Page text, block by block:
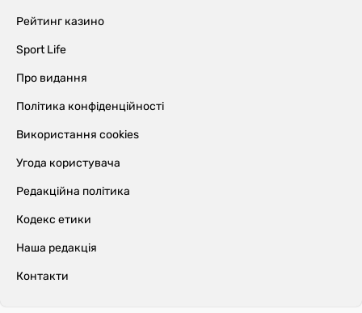
Рейтинг казино
Sport Life
Про видання
Політика конфіденційності
Використання cookies
Угода користувача
Редакційна політика
Кодекс етики
Наша редакція
Контакти